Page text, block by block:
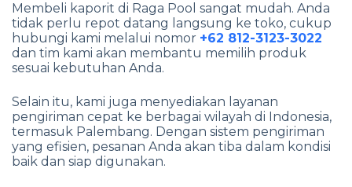
Membeli kaporit di Raga Pool sangat mudah. Anda
tidak perlu repot datang langsung ke toko, cukup
hubungi kami melalui nomor +62 812-3123-3022
dan tim kami akan membantu memilih produk
sesuai kebutuhan Anda.
Selain itu, kami juga menyediakan layanan
pengiriman cepat ke berbagai wilayah di Indonesia,
termasuk Palembang. Dengan sistem pengiriman
yang efisien, pesanan Anda akan tiba dalam kondisi
baik dan siap digunakan.